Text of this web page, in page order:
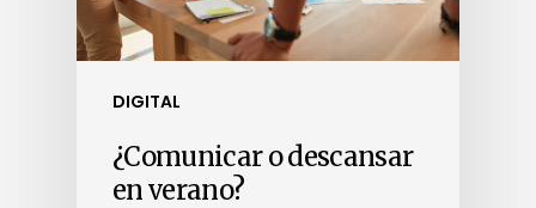
DIGITAL
¿Comunicar o descansar
en verano?